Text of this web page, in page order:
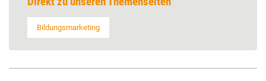
Bildungsmarketing